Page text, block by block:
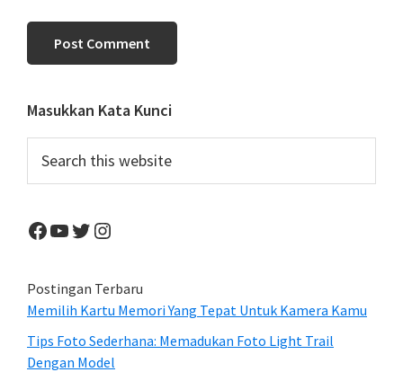
Primary
Sidebar
Masukkan Kata Kunci
this
Facebook
YouTube
Twitter
Instagram
Postingan Terbaru
Memilih Kartu Memori Yang Tepat Untuk Kamera Kamu
Tips Foto Sederhana: Memadukan Foto Light Trail
Dengan Model